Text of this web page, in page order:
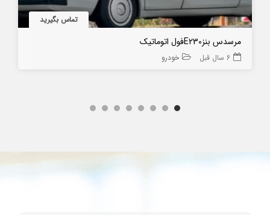
تماس بگیرید
مرسدس بنزE230فول اتوماتیک
6 سال قبل خودرو